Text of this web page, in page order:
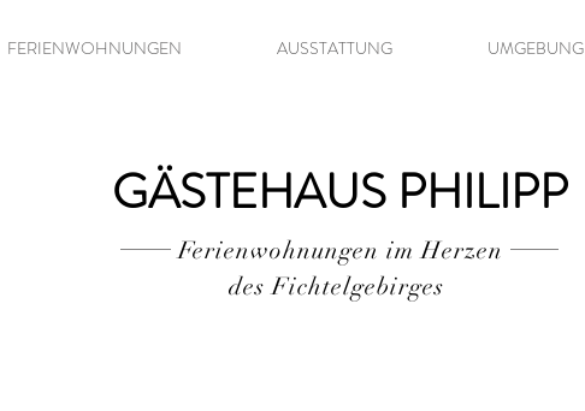
FERIENWOHNUNGEN AUSSTATTUNG UMGEBUNG
GÄSTEHAUS PHILIPP
Ferienwohnungen im Herzen
des Fichtelgebirges